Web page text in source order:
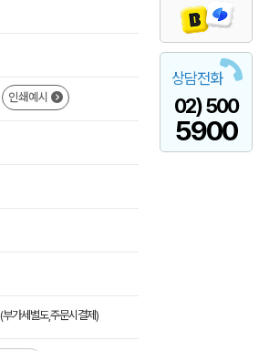
상담전화
02) 500
5900
인쇄예시
(부가세별도,주문시결제)